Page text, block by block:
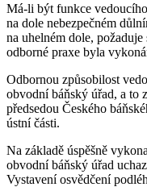
Má-li být funkce
na dole nebezpečném
na uhelném dole,
odborné praxe byla
Odbornou způsobilost
obvodní báňský úřad, a to
předsedou Českého
ústní části.
Na základě úspěšně
obvodní báňský úřad
Vystavení osvědčení